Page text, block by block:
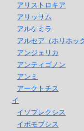
アリストロキア
アリッサム
アルケミラ
アルセア（ホリホッ
アンジェリカ
アンティゴノン
アンミ
アークトチス
イ
イソプレクシス
イポモプシス